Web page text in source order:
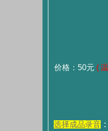
价格：50元 (
选择成品录音：